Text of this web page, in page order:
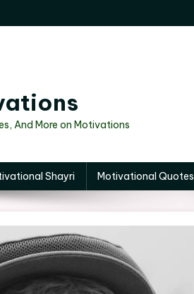
And More on Motivations
Shayri Motivational Quotes